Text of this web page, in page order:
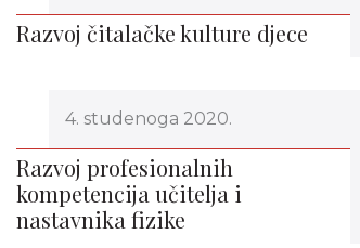
Razvoj čitalačke kulture djece
4. studenoga 2020.
Razvoj profesionalnih
kompetencija učitelja i
nastavnika fizike